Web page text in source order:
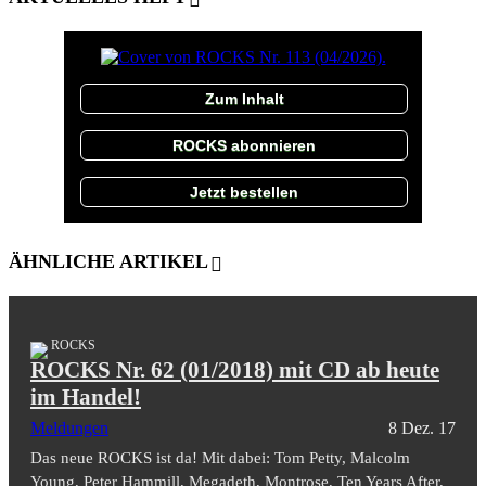
Zum Inhalt
ROCKS abonnieren
Jetzt bestellen
ÄHNLICHE ARTIKEL
ROCKS
ROCKS Nr. 62 (01/2018) mit CD ab heute
im Handel!
Meldungen 8 Dez. 17
Das neue ROCKS ist da! Mit dabei: Tom Petty, Malcolm
Young, Peter Hammill, Megadeth, Montrose, Ten Years After,